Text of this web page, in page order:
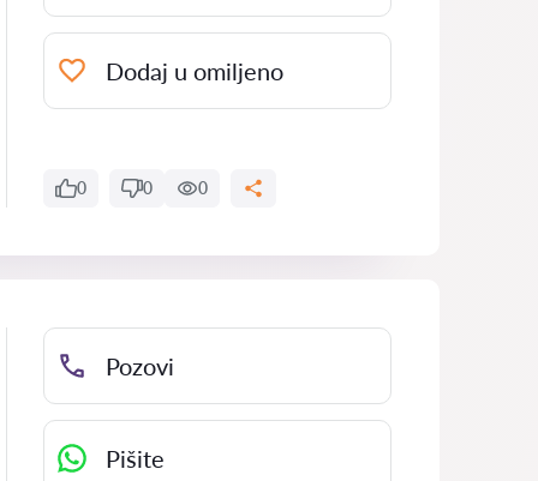
Dodaj u omiljeno
0 0 0
Pozovi
Pišite